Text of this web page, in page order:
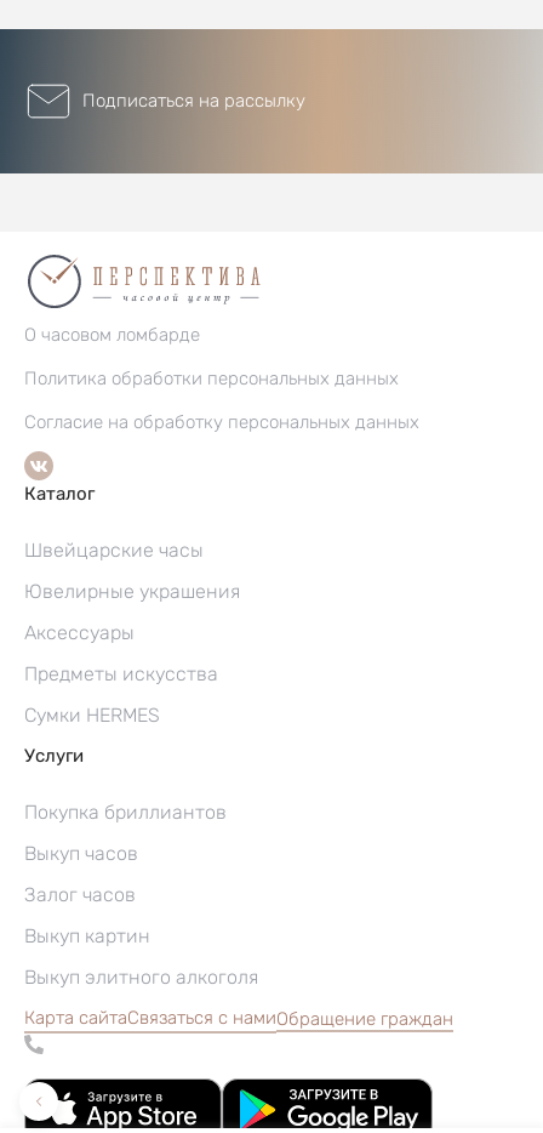
Подписаться на рассылку
О часовом ломбарде
Политика обработки персональных данных
Согласие на обработку персональных данных
Каталог
Швейцарские часы
Ювелирные украшения
Аксессуары
Предметы искусства
Сумки HERMES
Услуги
Покупка бриллиантов
Выкуп часов
Залог часов
Выкуп картин
Выкуп элитного алкоголя
Карта сайтаСвязаться с намиОбращение граждан